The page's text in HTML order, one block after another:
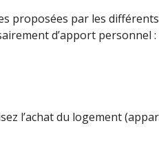
proposées par les
d’apport
l’achat du logement